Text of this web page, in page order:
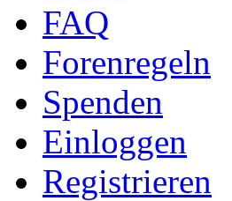
FAQ
Forenregeln
Spenden
Einloggen
Registrieren